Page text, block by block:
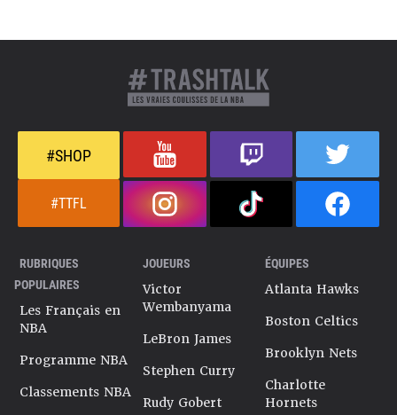
#SHOP
#TTFL
RUBRIQUES
POPULAIRES
Les Français en
NBA
Programme NBA
Classements NBA
JOUEURS
Victor
Wembanyama
LeBron James
Stephen Curry
Rudy Gobert
ÉQUIPES
Atlanta Hawks
Boston Celtics
Brooklyn Nets
Charlotte
Hornets